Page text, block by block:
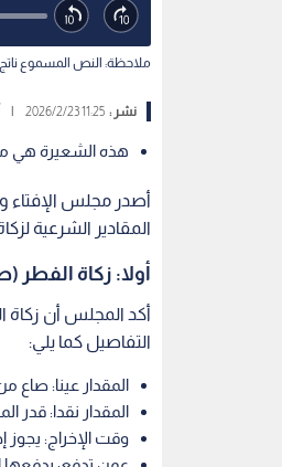
ملاحظة: النص المسموع
نشر :11:25 2026/2/23
هذه الشعيرة هي
المقادير الشرعية
أولا: زكاة
أكد المجلس أن
التفاصيل كما يلي:
المقدار عينا: صاع من طعام (نحو 2.5 كغم من القمح
المقدار نقدا: قدر المجلس قيمة الصاع
وقت الإخراج: